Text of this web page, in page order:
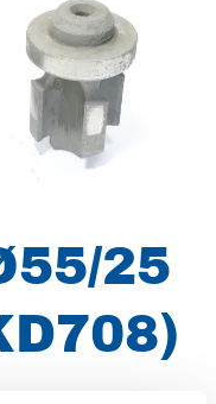
25